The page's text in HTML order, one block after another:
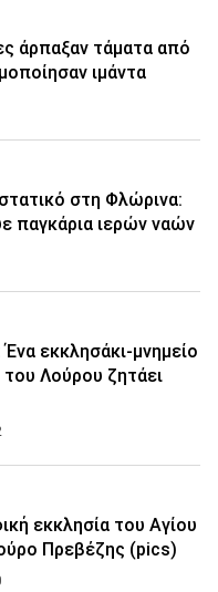
άρπαξαν τάματα από
ιμάντα
στη Φλώρινα:
παγκάρια ιερών ναών
εκκλησάκι-μνημείο
Λούρου ζητάει
εκκλησία του Αγίου
Πρεβέζης (pics)